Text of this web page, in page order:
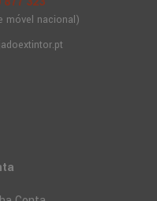
móvel nacional)